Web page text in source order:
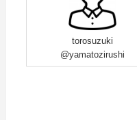
torosuzuki
@yamatozirushi